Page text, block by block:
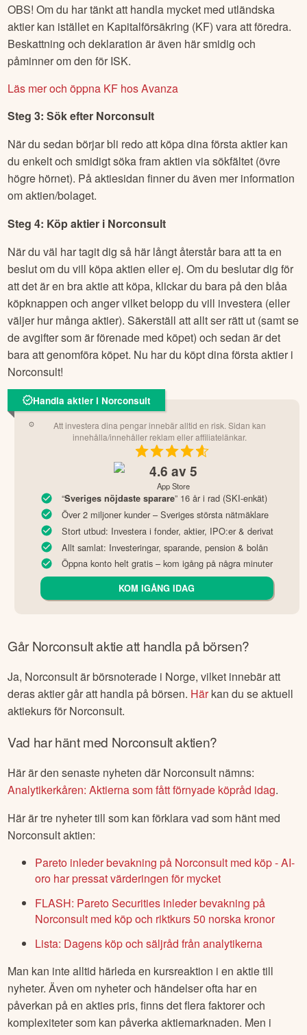
OBS! Om du har tänkt att handla mycket med utländska
aktier kan istället en Kapitalförsäkring (KF) vara att föredra.
Beskattning och deklaration är även här smidig och
påminner om den för ISK.
Läs mer och öppna KF hos Avanza
Steg 3: Sök efter Norconsult
När du sedan börjar bli redo att köpa dina första aktier kan
du enkelt och smidigt söka fram aktien via sökfältet (övre
högre hörnet). På aktiesidan finner du även mer information
om aktien/bolaget.
Steg 4: Köp aktier i Norconsult
När du väl har tagit dig så här långt återstår bara att ta en
beslut om du vill köpa aktien eller ej. Om du beslutar dig för
att det är en bra aktie att köpa, klickar du bara på den blåa
köpknappen och anger vilket belopp du vill investera (eller
väljer hur många aktier). Säkerställ att allt ser rätt ut (samt se
de avgifter som är förenade med köpet) och sedan är det
bara att genomföra köpet. Nu har du köpt dina första aktier i
Norconsult!
Handla aktier i Norconsult
Att investera dina pengar innebär alltid en risk. Sidan kan
innehålla/innehåller reklam eller affiliatelänkar.
4.6 av 5
App Store
“Sveriges nöjdaste sparare” 16 år i rad (SKI-enkät)
Över 2 miljoner kunder – Sveriges största nätmäklare
Stort utbud: Investera i fonder, aktier, IPO:er & derivat
Allt samlat: Investeringar, sparande, pension & bolån
Öppna konto helt gratis – kom igång på några minuter
KOM IGÅNG IDAG
GårNorconsultaktie att handla på börsen?
Ja, Norconsultär börsnoterade i Norge, vilket innebär att
deras aktier går att handla på börsen. Härkan du se aktuell
aktiekurs för Norconsult.
Vad har hänt med Norconsultaktien?
Här är den senaste nyheten där Norconsult nämns:
Analytikerkåren: Aktierna som fått förnyade köpråd idag.
Här är tre nyheter till som kan förklara vad som hänt med
Norconsultaktien:
Pareto inleder bevakning på Norconsult med köp - AI-
oro har pressat värderingen för mycket
FLASH: Pareto Securities inleder bevakning på
Norconsult med köp och riktkurs 50 norska kronor
Lista: Dagens köp och säljråd från analytikerna
Man kan inte alltid härleda en kursreaktion i en aktie till
nyheter. Även om nyheter och händelser ofta har en
påverkan på en akties pris, finns det flera faktorer och
komplexiteter som kan påverka aktiemarknaden. Men i